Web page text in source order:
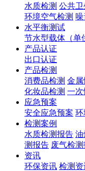
水质检测 公共卫
环境空气检测 噪
水平衡测试
节水型载体（单
产品认证
出口认证
产品检测
消费品检测 金属
化妆品检测 一次
应急预案
安全应急预案 环
检测案例
水质检测报告 油
测报告 废气检
资讯
环保资讯 检测资